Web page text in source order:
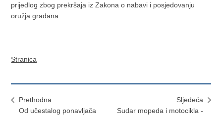
prijedlog zbog prekršaja iz Zakona o nabavi i posjedovanju
oružja građana.
Stranica
Prethodna
Od učestalog ponavljača
Sljedeća
Sudar mopeda i motocikla -